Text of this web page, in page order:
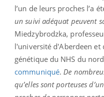
l’un de leurs proches l’a
un suivi adéquat peuvent
Miedzybrodzka,
l'université d'Aberdeen et
génétique du NHS du
communiqué.De
qu’elles sont porteuses